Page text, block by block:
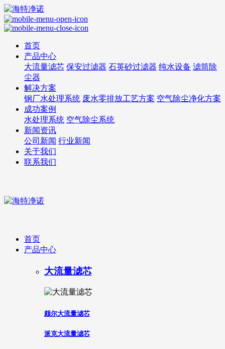
首页
产品中心
大流量滤芯 保安过滤器 石英砂过滤器 纯水设备 滤筒除
尘器
解决方案
钢厂水处理系统 废水零排放工艺方案 空气除尘净化方案
成功案例
水处理系统 空气除尘系统
新闻资讯
公司新闻 行业新闻
关于我们
联系我们
首页
产品中心
大流量滤芯
颇尔大流量滤芯
派克大流量滤芯